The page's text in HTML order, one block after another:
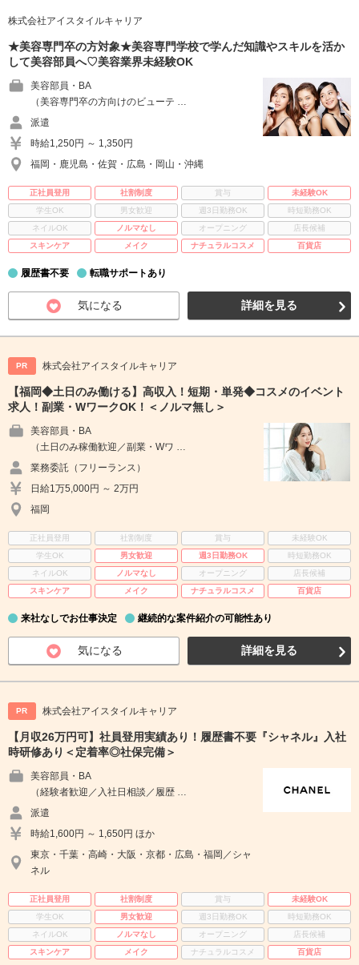
株式会社アイスタイルキャリア
★美容専門卒の方対象★美容専門学校で学んだ知識やスキルを活か
して美容部員へ♡美容業界未経験OK
美容部員・BA
（美容専門卒の方向けのビューテ …
派遣
時給1,250円 ～ 1,350円
福岡・鹿児島・佐賀・広島・岡山・沖縄
正社員登用 社割制度 賞与
未経験OK
学生OK
男女歓迎 週3日勤務OK
時短勤務OK
ネイルOK
ノルマなし オープニング
店長候補
スキンケア
メイク ナチュラルコスメ 百貨店
履歴書不要 転職サポートあり
気になる 詳細を見る
PR 株式会社アイスタイルキャリア
【福岡◆土日のみ働ける】高収入！短期・単発◆コスメのイベント
求人！副業・WワークOK！＜ノルマ無し＞
美容部員・BA
（土日のみ稼働歓迎／副業・Wワ …
業務委託（フリーランス）
日給1万5,000円 ～ 2万円
福岡
正社員登用 社割制度 賞与
未経験OK
学生OK
男女歓迎 週3日勤務OK
時短勤務OK
ネイルOK
ノルマなし オープニング
店長候補
スキンケア
メイク ナチュラルコスメ 百貨店
来社なしでお仕事決定 継続的な案件紹介の可能性あり
気になる 詳細を見る
PR 株式会社アイスタイルキャリア
【月収26万円可】社員登用実績あり！履歴書不要『シャネル』入社
時研修あり＜定着率◎社保完備＞
美容部員・BA
（経験者歓迎／入社日相談／履歴 …
派遣
時給1,600円 ～ 1,650円 ほか
東京・千葉・高崎・大阪・京都・広島・福岡／シャ
ネル
正社員登用 社割制度 賞与
未経験OK
学生OK
男女歓迎 週3日勤務OK
時短勤務OK
ネイルOK
ノルマなし オープニング
店長候補
スキンケア
メイク ナチュラルコスメ 百貨店